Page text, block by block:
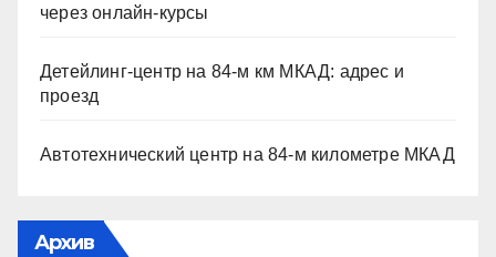
через онлайн-курсы
Детейлинг-центр на 84-м км МКАД: адрес и
проезд
Автотехнический центр на 84-м километре МКАД
Архив